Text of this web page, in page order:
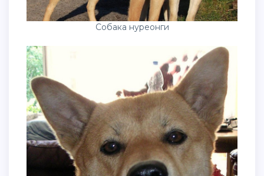
Собака нуреонги